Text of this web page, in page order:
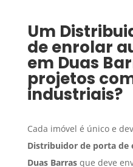
Um
de enrolar
em Duas
projetos
industriais?
Cada imóvel é único e
Distribuidor de porta de
Duas Barrasque deve